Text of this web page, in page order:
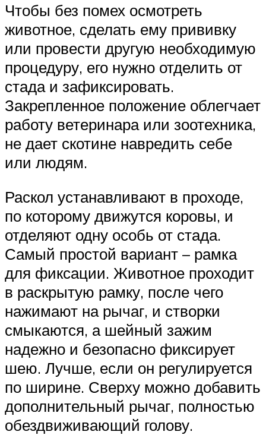
Чтобы без помех осмотреть
животное, сделать ему прививку
или провести другую необходимую
процедуру, его нужно отделить от
стада и зафиксировать.
Закрепленное положение облегчает
работу ветеринара или зоотехника,
не дает скотине навредить себе
или людям.
Раскол устанавливают в проходе,
по которому движутся коровы, и
отделяют одну особь от стада.
Самый простой вариант – рамка
для фиксации. Животное проходит
в раскрытую рамку, после чего
нажимают на рычаг, и створки
смыкаются, а шейный зажим
надежно и безопасно фиксирует
шею. Лучше, если он регулируется
по ширине. Сверху можно добавить
дополнительный рычаг, полностью
обездвиживающий голову.